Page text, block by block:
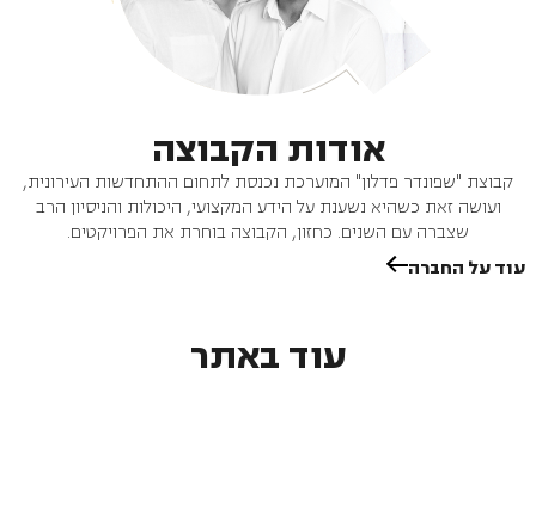
אודות הקבוצה
קבוצת "שפונדר פדלון" המוערכת נכנסת לתחום ההתחדשות העירונית,
ועושה זאת כשהיא נשענת על הידע המקצועי, היכולות והניסיון הרב
שצברה עם השנים. כחזון, הקבוצה בוחרת את הפרויקטים.
עוד על החברה
עוד באתר